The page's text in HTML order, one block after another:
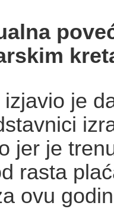
je
jer je
rasta
ovu